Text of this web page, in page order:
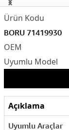
BORU 71419930
Açıklama
Uyumlu Araçlar